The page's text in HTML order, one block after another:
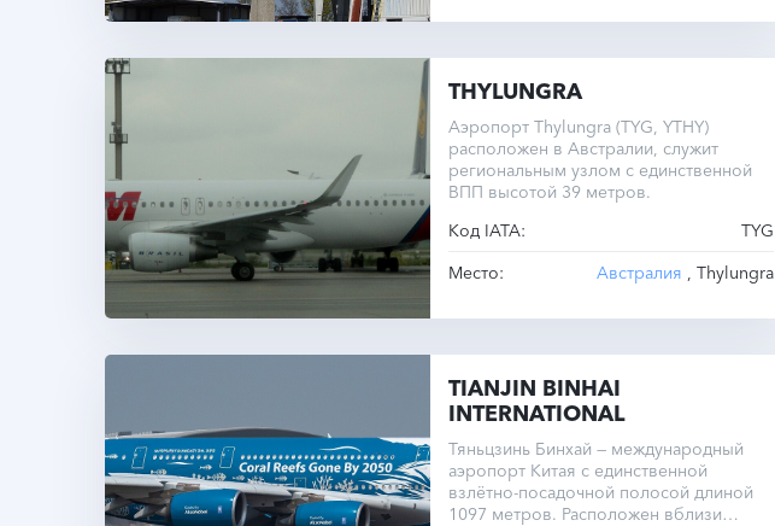
THYLUNGRA
Аэропорт Thylungra (TYG, YTHY)
расположен в Австралии, служит
региональным узлом с единственной
ВПП высотой 39 метров.
Код IATA:
TYG
Место:
Австралия , Thylungra
TIANJIN BINHAI
INTERNATIONAL
Тяньцзинь Бинхай — международный
аэропорт Китая с единственной
взлётно-посадочной полосой длиной
1097 метров. Расположен вблизи